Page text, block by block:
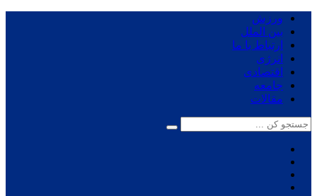
ورزش
بین الملل
ارتباط با ما
انرژی
اقتصادی
جامعه
مقالات